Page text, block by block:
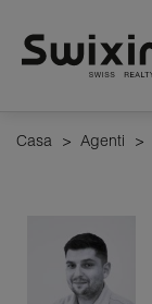
Casa > Agenti >